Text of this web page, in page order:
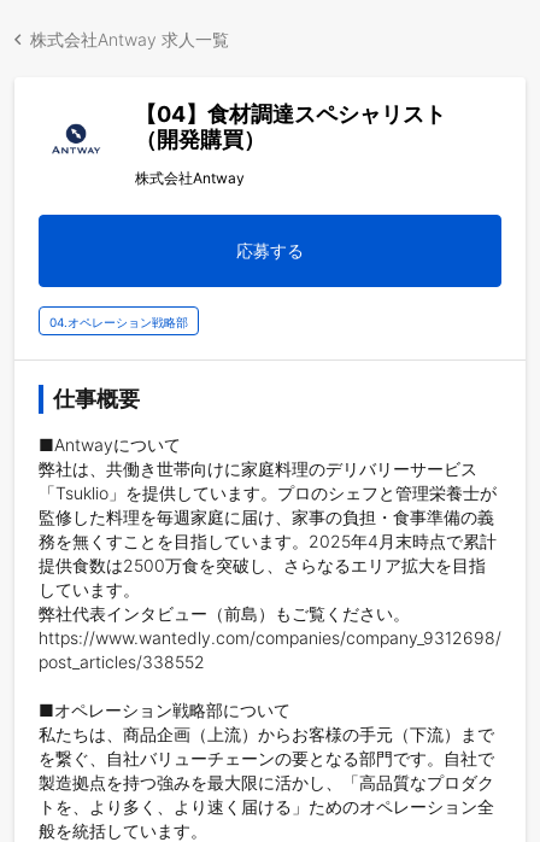
株式会社Antway 求人一覧
【04】食材調達スペシャリスト
（開発購買）
株式会社Antway
応募する
04.オペレーション戦略部
仕事概要
■Antwayについて
弊社は、共働き世帯向けに家庭料理のデリバリーサービス
「Tsuklio」を提供しています。プロのシェフと管理栄養士が
監修した料理を毎週家庭に届け、家事の負担・食事準備の義
務を無くすことを目指しています。2025年4月末時点で累計
提供食数は2500万食を突破し、さらなるエリア拡大を目指
しています。
弊社代表インタビュー（前島）もご覧ください。
https://www.wantedly.com/companies/company_9312698/
post_articles/338552
■オペレーション戦略部について
私たちは、商品企画（上流）からお客様の手元（下流）まで
を繋ぐ、自社バリューチェーンの要となる部門です。自社で
製造拠点を持つ強みを最大限に活かし、「高品質なプロダク
トを、より多く、より速く届ける」ためのオペレーション全
般を統括しています。